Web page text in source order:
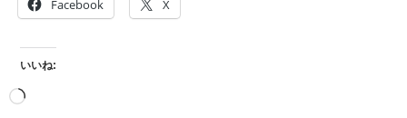
Facebook X
いいね: